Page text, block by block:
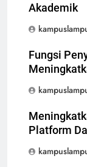
Akademik
Fungsi
Platform